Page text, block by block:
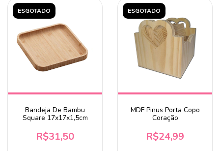
ESGOTADO
Bandeja De Bambu
Square 17x17x1,5cm
R$31,50
ESGOTADO
MDF Pinus Porta Copo
Coração
R$24,99